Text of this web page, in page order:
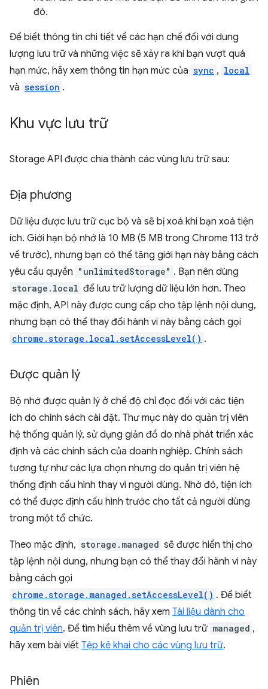
đó.
Để biết thông tin chi tiết về các hạn chế đối với dung
lượng lưu trữ và những việc sẽ xảy ra khi bạn vượt quá
hạn mức, hãy xem thông tin hạn mức của sync , local
và session .
Khu vực lưu trữ
Storage API được chia thành các vùng lưu trữ sau:
Địa phương
Dữ liệu được lưu trữ cục bộ và sẽ bị xoá khi bạn xoá tiện
ích. Giới hạn bộ nhớ là 10 MB (5 MB trong Chrome 113 trở
về trước), nhưng bạn có thể tăng giới hạn này bằng cách
yêu cầu quyền "unlimitedStorage" . Bạn nên dùng
storage.local để lưu trữ lượng dữ liệu lớn hơn. Theo
mặc định, API này được cung cấp cho tập lệnh nội dung,
nhưng bạn có thể thay đổi hành vi này bằng cách gọi
chrome.storage.local.setAccessLevel() .
Được quản lý
Bộ nhớ được quản lý ở chế độ chỉ đọc đối với các tiện
ích do chính sách cài đặt. Thư mục này do quản trị viên
hệ thống quản lý, sử dụng giản đồ do nhà phát triển xác
định và các chính sách của doanh nghiệp. Chính sách
tương tự như các lựa chọn nhưng do quản trị viên hệ
thống định cấu hình thay vì người dùng. Nhờ đó, tiện ích
có thể được định cấu hình trước cho tất cả người dùng
trong một tổ chức.
Theo mặc định, storage.managed sẽ được hiển thị cho
tập lệnh nội dung, nhưng bạn có thể thay đổi hành vi này
bằng cách gọi
chrome.storage.managed.setAccessLevel() . Để biết
thông tin về các chính sách, hãy xem Tài liệu dành cho
quản trị viên. Để tìm hiểu thêm về vùng lưu trữ managed ,
hãy xem bài viết Tệp kê khai cho các vùng lưu trữ.
Phiên